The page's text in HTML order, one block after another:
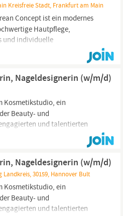
Kreisfreie Stadt, Frankfurt am Main
Concept ist ein modernes
Hautpflege,
und individuelle
auf Qualität, Professionalität
Erweiterung unseres Teams
und...
Nageldesignerin (w/m/d)
Kosmetikstudio, ein
Beauty- und
und talentierten
Teams in Hannover,
haben Sie die Möglichkeit, in
Schönheits- und...
Nageldesignerin (w/m/d)
Landkreis, 30159, Hannover Bult
Kosmetikstudio, ein
Beauty- und
und talentierten